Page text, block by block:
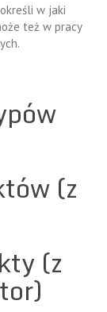
w jaki
też w pracy
(z
(z